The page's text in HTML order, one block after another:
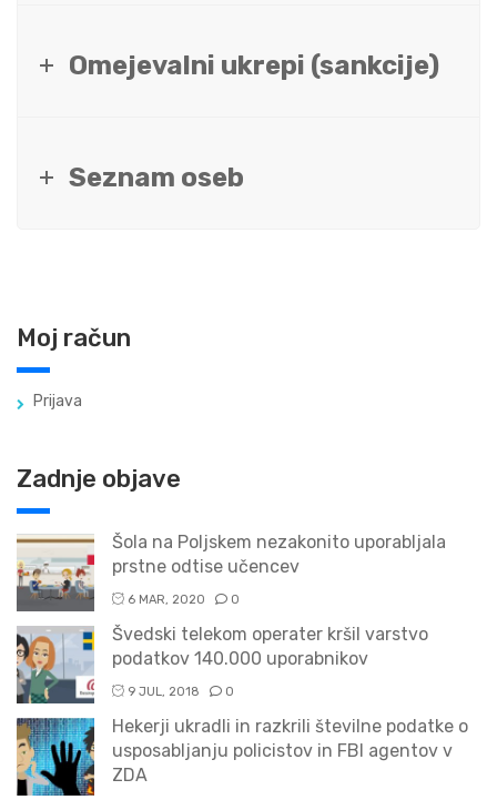
Omejevalni ukrepi (sankcije)
Seznam oseb
Moj račun
Prijava
Zadnje objave
Šola na Poljskem nezakonito uporabljala
prstne odtise učencev
6 MAR, 2020 0
Švedski telekom operater kršil varstvo
podatkov 140.000 uporabnikov
9 JUL, 2018 0
Hekerji ukradli in razkrili številne podatke o
usposabljanju policistov in FBI agentov v
ZDA